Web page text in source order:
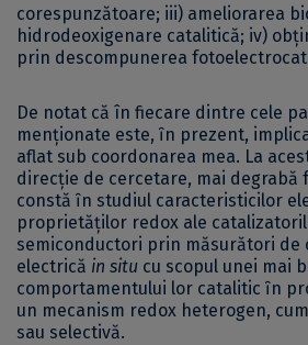
corespunzătoare; iii) ameliorarea
hidrodeoxigenare catalitică; iv)
prin descompunerea
De notat că în fiecare dintre cele
menţionate este, ȋn prezent,
aflat sub coordonarea mea. La
direcţie de cercetare, mai degrabă
constă ȋn studiul caracteristicilor
proprietăţilor redox ale
semiconductori prin măsurători de
electrică in situ cu scopul unei mai
comportamentului lor catalitic ȋn
un mecanism redox heterogen,
sau selectivă.